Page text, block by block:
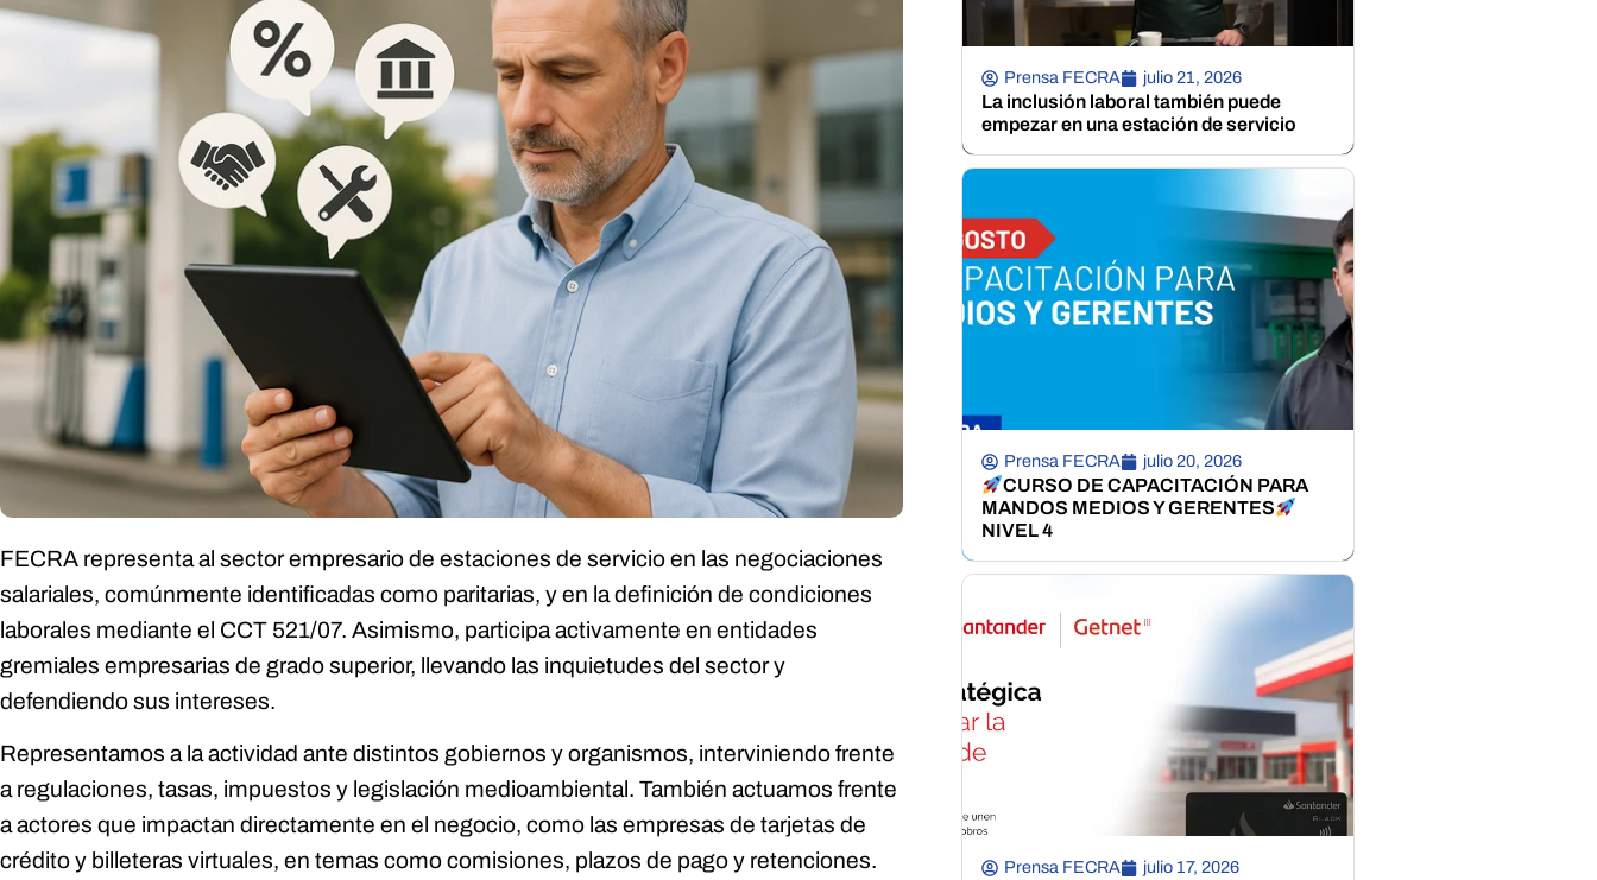
FECRA representa al sector empresario de estaciones de servicio en las negociaciones
salariales, comúnmente identificadas como paritarias, y en la definición de condiciones
laborales mediante el CCT 521/07. Asimismo, participa activamente en entidades
gremiales empresarias de grado superior, llevando las inquietudes del sector y
defendiendo sus intereses.
Representamos a la actividad ante distintos gobiernos y organismos, interviniendo frente
a regulaciones, tasas, impuestos y legislación medioambiental. También actuamos frente
a actores que impactan directamente en el negocio, como las empresas de tarjetas de
crédito y billeteras virtuales, en temas como comisiones, plazos de pago y retenciones.
Prensa FECRA julio 21, 2026
La inclusión laboral también puede
empezar en una estación de servicio
Prensa FECRA julio 20, 2026
CURSO DE CAPACITACIÓN PARA
MANDOS MEDIOS Y GERENTES
NIVEL 4
Prensa FECRA julio 17, 2026